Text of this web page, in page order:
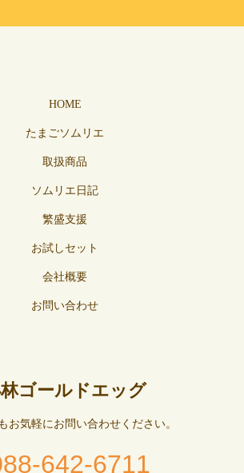
HOME
たまごソムリエ
取扱商品
ソムリエ日記
繁盛支援
お試しセット
会社概要
お問い合わせ
ゴールドエッグ
お気軽にお問い合わせください。
642-6711